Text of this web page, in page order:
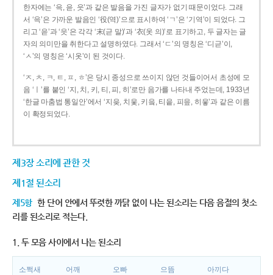
한자에는 ‘윽, 읃, 읏’과 같은 발음을 가진 글자가 없기 때문이었다. 그래
서 ‘윽’은 가까운 발음인 ‘役(역)’으로 표시하여 ‘ㄱ’은 ‘기역’이 되었다. 그
리고 ‘읃’과 ‘읏’은 각각 ‘末(귿 말)’과 ‘衣(옷 의)’로 표기하고, 두 글자는 글
자의 의미만을 취한다고 설명하였다. 그래서 ‘ㄷ’의 명칭은 ‘디귿’이,
‘ㅅ’의 명칭은 ‘시옷’이 된 것이다.
‘ㅈ, ㅊ, ㅋ, ㅌ, ㅍ, ㅎ’은 당시 종성으로 쓰이지 않던 것들이어서 초성에 모
음 ‘ㅣ’를 붙인 ‘지, 치, 키, 티, 피, 히’로만 음가를 나타내 주었는데, 1933년
‘한글 마춤법 통일안’에서 ‘지읒, 치읓, 키읔, 티읕, 피읖, 히읗’과 같은 이름
이 확정되었다.
제3장 소리에 관한 것
제1절 된소리
제5항 한 단어 안에서 뚜렷한 까닭 없이 나는 된소리는 다음 음절의 첫소
리를 된소리로 적는다.
1. 두 모음 사이에서 나는 된소리
소쩍새 어깨 오빠 으뜸
아끼다